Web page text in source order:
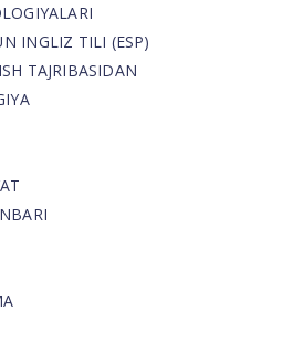
INGLIZ TILI (ESP)
TAJRIBASIDAN